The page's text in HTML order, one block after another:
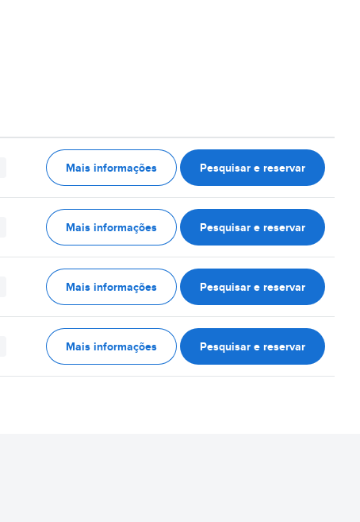
Mais informações Pesquisar e reservar
Mais informações Pesquisar e reservar
Mais informações Pesquisar e reservar
Mais informações Pesquisar e reservar